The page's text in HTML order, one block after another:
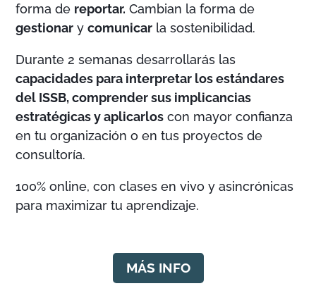
forma de reportar. Cambian la forma de
gestionar ycomunicar la sostenibilidad.
Durante 2 semanas desarrollarás las
capacidades para interpretar los estándares
del ISSB, comprender sus implicancias
estratégicas y aplicarlos con mayor confianza
en tu organización o en tus proyectos de
consultoría.
100% online, con clases en vivo y asincrónicas
para maximizar tu aprendizaje.
MÁS INFO